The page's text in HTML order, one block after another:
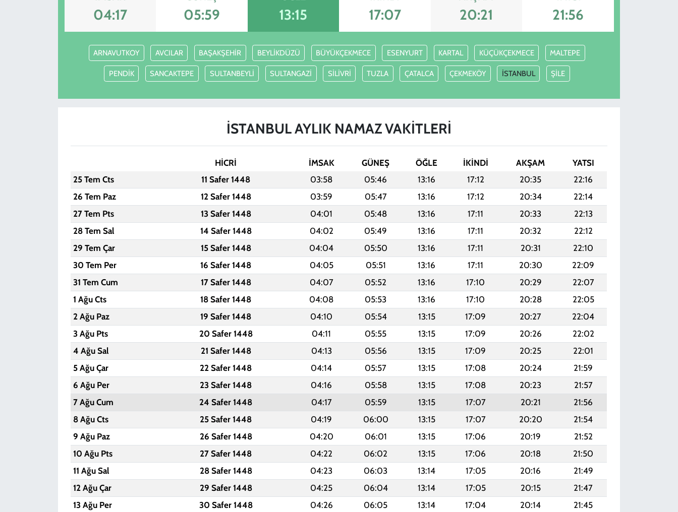
04:17 05:59 13:15 17:07 20:21 21:56
ARNAVUTKOY AVCILAR BAŞAKŞEHİR BEYLİKDÜZÜ BÜYÜKÇEKMECE ESENYURT KARTAL KÜÇÜKÇEKMECE MALTEPE
PENDİK SANCAKTEPE SULTANBEYLİ SULTANGAZİ SİLİVRİ TUZLA ÇATALCA ÇEKMEKÖY İSTANBUL ŞİLE
İSTANBUL AYLIK NAMAZ VAKITLERI
HİCRİ İMSAK GÜNEŞ ÖĞLE İKINDI AKŞAM
YATSI
25 Tem Cts
11 Safer 1448 03:58 05:46 13:16 17:12 20:35
22:16
26 Tem Paz
12 Safer 1448 03:59 05:47 13:16 17:12 20:34
22:14
27 Tem Pts
13 Safer 1448 04:01 05:48 13:16 17:11 20:33
22:13
28 Tem Sal
14 Safer 1448 04:02 05:49 13:16 17:11 20:32
22:12
29 Tem Çar
15 Safer 1448 04:04 05:50 13:16 17:11 20:31
22:10
30 Tem Per
16 Safer 1448 04:05 05:51 13:16 17:11 20:30
22:09
31 Tem Cum
17 Safer 1448 04:07 05:52 13:16 17:10 20:29
22:07
1 Ağu Cts
18 Safer 1448 04:08 05:53 13:16 17:10 20:28
22:05
2 Ağu Paz
19 Safer 1448 04:10 05:54 13:15 17:09 20:27
22:04
3 Ağu Pts
20 Safer 1448 04:11 05:55 13:15 17:09 20:26
22:02
4 Ağu Sal
21 Safer 1448 04:13 05:56 13:15 17:09 20:25
22:01
5 Ağu Çar
22 Safer 1448 04:14 05:57 13:15 17:08 20:24
21:59
6 Ağu Per
23 Safer 1448 04:16 05:58 13:15 17:08 20:23
21:57
7 Ağu Cum
24 Safer 1448 04:17 05:59 13:15 17:07 20:21
21:56
8 Ağu Cts
25 Safer 1448 04:19 06:00 13:15 17:07 20:20
21:54
9 Ağu Paz
26 Safer 1448 04:20 06:01 13:15 17:06 20:19
21:52
10 Ağu Pts
27 Safer 1448 04:22 06:02 13:15 17:06 20:18
21:50
11 Ağu Sal
28 Safer 1448 04:23 06:03 13:14 17:05 20:16
21:49
12 Ağu Çar
29 Safer 1448 04:25 06:04 13:14 17:05 20:15
21:47
13 Ağu Per
30 Safer 1448 04:26 06:05 13:14 17:04 20:14
21:45